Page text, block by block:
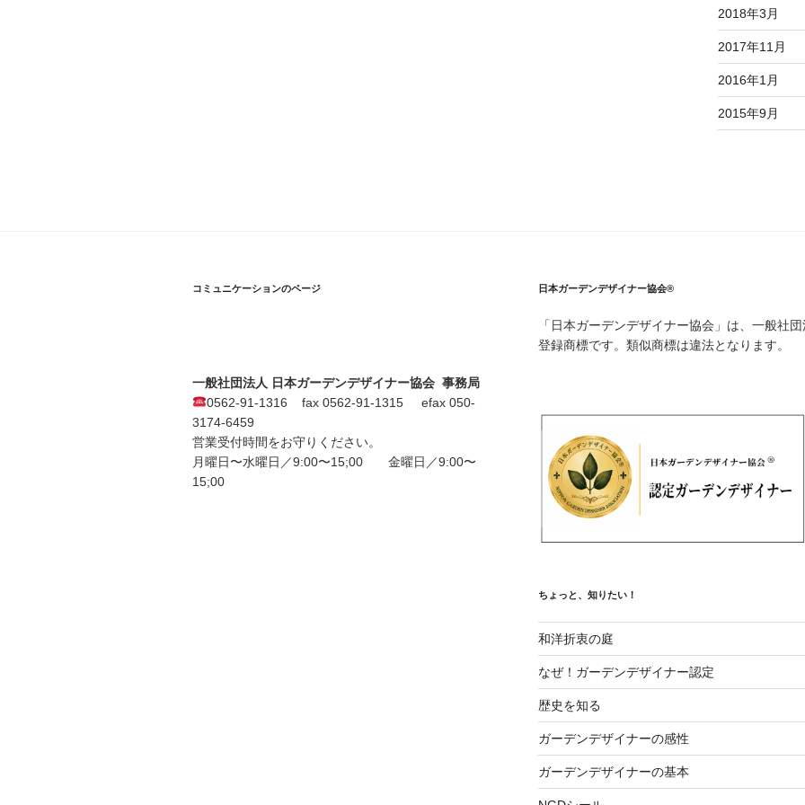
2018年3月
2017年11月
2016年1月
2015年9月
コミュニケーションのページ
一般社団法人 日本ガーデンデザイナー協会 事務局
0562-91-1316 fax 0562-91-1315 efax 050-
3174-6459
営業受付時間をお守りください。
月曜日〜水曜日／9:00〜15;00 金曜日／9:00〜
15;00
日本ガーデンデザイナー協会®
「日本ガーデンデザイナー協会」は、一般社
登録商標です。類似商標は違法となります。
ちょっと、知りたい！
和洋折衷の庭
なぜ！ガーデンデザイナー認定
歴史を知る
ガーデンデザイナーの感性
ガーデンデザイナーの基本